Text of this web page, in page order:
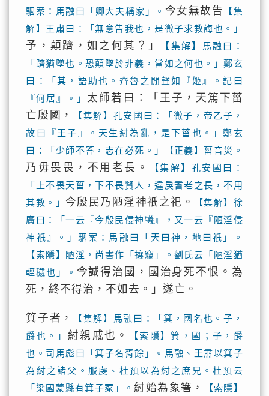
駰案：馬融曰「卿大夫稱家」。 今女無故告
【集
解】王肅曰：「無意告我也，是微子求教誨也。」
予，顛躋，如之何其？」
【集解】馬融曰：
「躋猶墜也。恐顛墜於非義，當如之何也。」鄭玄
曰：「其，語助也。齊魯之閒聲如『姬』。記曰
『何居』。」 太師若曰：「王子，天篤下菑
亡殷國，
【集解】孔安國曰：「微子，帝乙子，
故曰『王子』。天生紂為亂，是下菑也。」鄭玄
曰：「少師不答，志在必死。」【正義】菑音災。
乃毋畏畏，不用老長。
【集解】孔安國曰：
「上不畏天菑，下不畏賢人，違戾耆老之長，不用
其教。」 今殷民乃陋淫神祇之祀。
【集解】徐
廣曰：「一云『今殷民侵神犧』，又一云『陋淫侵
神祇』。」駰案：馬融曰「天曰神，地曰祇」。
【索隱】陋淫，尚書作「攘竊」。劉氏云「陋淫猶
輕穢也」。 今誠得治國，國治身死不恨。為
死，終不得治，不如去。」遂亡。
箕子者，
【集解】馬融曰：「箕，國名也。子，
爵也。」 紂親戚也。
【索隱】箕，國；子，爵
也。司馬彪曰「箕子名胥餘」。馬融、王肅以箕子
為紂之諸父。服虔、杜預以為紂之庶兄。杜預云
「梁國蒙縣有箕子冢」。紂始為象箸，
【索隱】